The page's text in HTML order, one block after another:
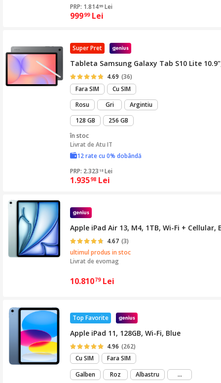
PRP: 1.81499 Lei
99999 Lei
Super Pret
Tableta Samsung Galaxy Tab S10 Lite 10.9",
4.69 (36)
Fara SIM
Cu SIM
Rosu
Gri
Argintiu
128 GB
256 GB
în stoc
Livrat deAtu IT
12 rate cu 0% dobândă
PRP: 2.323 18 Lei
1.93598 Lei
Apple iPad Air 13, M4, 1TB, Wi-Fi + Cellular,
4.67 (3)
ultimul produs in stoc
Livrat deevomag
10.81079 Lei
Top Favorite
Apple iPad 11, 128GB, Wi-Fi, Blue
4.96 (262)
Cu SIM
Fara SIM
Galben
Roz Albastru ...mai